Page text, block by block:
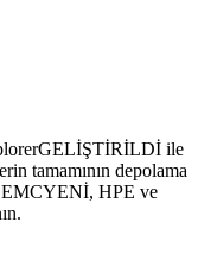
ile
tamamının depolama
EMCYENİ, HPE ve